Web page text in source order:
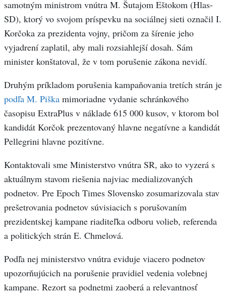
samotným ministrom vnútra M. Šutajom Eštokom (Hlas-
SD), ktorý vo svojom príspevku na sociálnej sieti označil I.
Korčoka za prezidenta vojny, pričom za šírenie jeho
vyjadrení zaplatil, aby mali rozsiahlejší dosah. Sám
minister konštatoval, že v tom porušenie zákona nevidí.
Druhým príkladom porušenia kampaňovania tretích strán je
podľa M. Piška mimoriadne vydanie schránkového
časopisu ExtraPlus v náklade 615 000 kusov, v ktorom bol
kandidát Korčok prezentovaný hlavne negatívne a kandidát
Pellegrini hlavne pozitívne.
Kontaktovali sme Ministerstvo vnútra SR, ako to vyzerá s
aktuálnym stavom riešenia najviac medializovaných
podnetov. Pre Epoch Times Slovensko zosumarizovala stav
prešetrovania podnetov súvisiacich s porušovaním
prezidentskej kampane riaditeľka odboru volieb, referenda
a politických strán E. Chmelová.
Podľa nej ministerstvo vnútra eviduje viacero podnetov
upozorňujúcich na porušenie pravidiel vedenia volebnej
kampane. Rezort sa podnetmi zaoberá a relevantnosť